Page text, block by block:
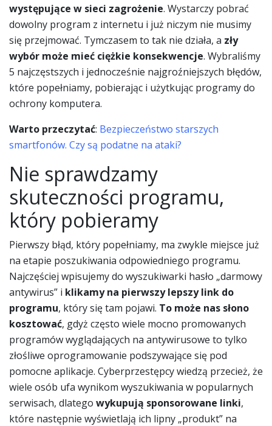
występujące w sieci zagrożenie. Wystarczy pobrać
dowolny program z internetu i już niczym nie musimy
się przejmować. Tymczasem to tak nie działa, a zły
wybór może mieć ciężkie konsekwencje. Wybraliśmy
5 najczęstszych i jednocześnie najgroźniejszych błędów,
które popełniamy, pobierając i użytkując programy do
ochrony komputera.
Warto przeczytać: Bezpieczeństwo starszych
smartfonów. Czy są podatne na ataki?
Nie sprawdzamy
skuteczności programu,
który pobieramy
Pierwszy błąd, który popełniamy, ma zwykle miejsce już
na etapie poszukiwania odpowiedniego programu.
Najczęściej wpisujemy do wyszukiwarki hasło „darmowy
antywirus” i klikamy na pierwszy lepszy link do
programu, który się tam pojawi. To może nas słono
kosztować, gdyż często wiele mocno promowanych
programów wyglądających na antywirusowe to tylko
złośliwe oprogramowanie podszywające się pod
pomocne aplikacje. Cyberprzestępcy wiedzą przecież, że
wiele osób ufa wynikom wyszukiwania w popularnych
serwisach, dlatego wykupują sponsorowane linki,
które następnie wyświetlają ich lipny „produkt” na